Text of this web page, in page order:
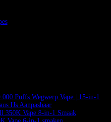
Puffs Wegwerp Vape | 15-in-1
IJs Aanpasbaar
350K Vape 8-in-1 Smaak